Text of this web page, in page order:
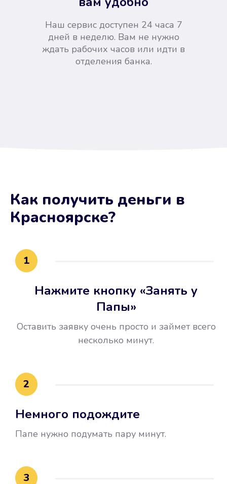
Наш сервис доступен 24 часа 7
дней в неделю. Вам не нужно
ждать рабочих часов или идти в
отделения банка.
Не потребовались справки, залоги
и поручители. Папа вам доверяет.
воспользовались бесплатной
это открыло новые возможности в
Как получить деньги в
Красноярске?
1
Нажмите кнопку «Занять у
Папы»
Оставить заявку очень просто и займет всего
несколько минут.
2
Немного подождите
Папе нужно подумать пару минут.
3